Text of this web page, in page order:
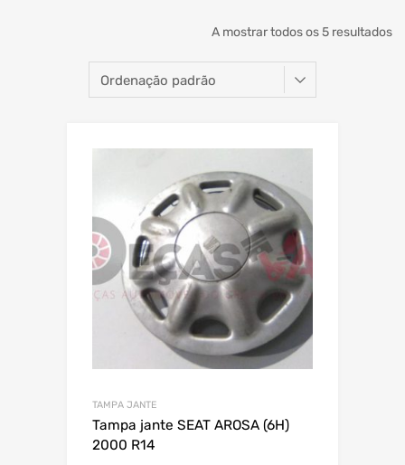
A mostrar todos os 5 resultados
TAMPA JANTE
Tampa jante SEAT AROSA (6H)
2000 R14